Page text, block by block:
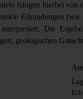
hängen hierbei von
Erkundungen
Die
geologischen